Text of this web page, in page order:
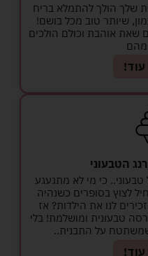
שלך הולך להתמלא בריח
שיותר טוב מכל בושם!
שאת אוהבת וכולם הולכים
מהם
הטבעוני
כי מי לא מתגעגע
לצוץ בסופרים כשנהיה
לנו את הילדות? אז
טבעונית ומושלמת! בלי
שמשתטח על התבנית..